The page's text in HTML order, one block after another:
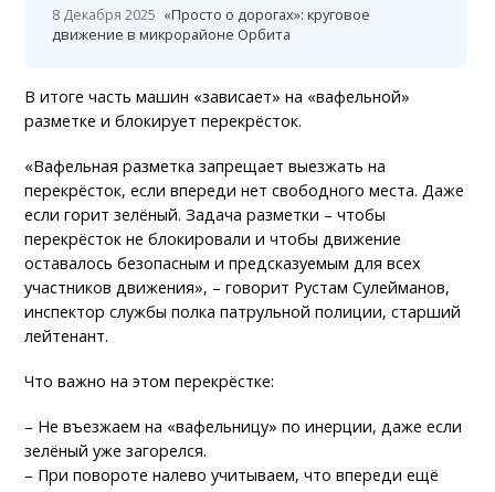
8 Декабря 2025 «Просто о дорогах»: круговое
движение в микрорайоне Орбита
В итоге часть машин «зависает» на «вафельной»
разметке и блокирует перекрёсток.
«Вафельная разметка запрещает выезжать на
перекрёсток, если впереди нет свободного места. Даже
если горит зелёный. Задача разметки – чтобы
перекрёсток не блокировали и чтобы движение
оставалось безопасным и предсказуемым для всех
участников движения», – говорит Рустам Сулейманов,
инспектор службы полка патрульной полиции, старший
лейтенант.
Что важно на этом перекрёстке:
– Не въезжаем на «вафельницу» по инерции, даже если
зелёный уже загорелся.
– При повороте налево учитываем, что впереди ещё